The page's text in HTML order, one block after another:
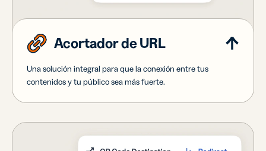
Acortador de URL
Una solución integral para que la conexión entre tus
contenidos y tu público sea más fuerte.